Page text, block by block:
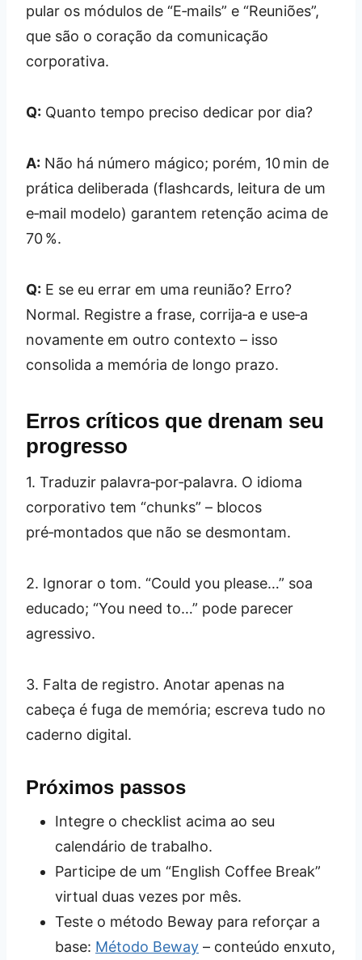
pular os módulos de “E‑mails” e “Reuniões”,
que são o coração da comunicação
corporativa.
Q: Quanto tempo preciso dedicar por dia?
A: Não há número mágico; porém, 10 min de
prática deliberada (flashcards, leitura de um
e‑mail modelo) garantem retenção acima de
70 %.
Q: E se eu errar em uma reunião? Erro?
Normal. Registre a frase, corrija‑a e use‑a
novamente em outro contexto – isso
consolida a memória de longo prazo.
Erros críticos que drenam seu
progresso
1. Traduzir palavra‑por‑palavra. O idioma
corporativo tem “chunks” – blocos
pré‑montados que não se desmontam.
2. Ignorar o tom. “Could you please…” soa
educado; “You need to…” pode parecer
agressivo.
3. Falta de registro. Anotar apenas na
cabeça é fuga de memória; escreva tudo no
caderno digital.
Próximos passos
Integre o checklist acima ao seu
calendário de trabalho.
Participe de um “English Coffee Break”
virtual duas vezes por mês.
Teste o método Beway para reforçar a
base: Método Beway – conteúdo enxuto,